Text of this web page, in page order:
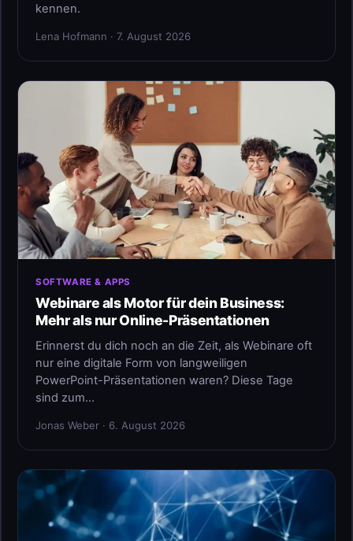
kennen.
Lena Hofmann · 7. August 2026
SOFTWARE & APPS
Webinare als Motor für dein Business:
Mehr als nur Online-Präsentationen
Erinnerst du dich noch an die Zeit, als Webinare oft
nur eine digitale Form von langweiligen
PowerPoint-Präsentationen waren? Diese Tage
sind zum…
Jonas Weber · 6. August 2026